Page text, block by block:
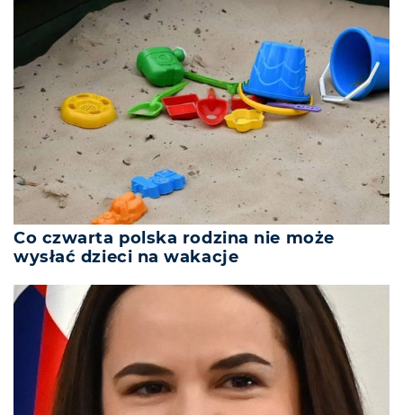
Co czwarta polska rodzina nie może
wysłać dzieci na wakacje